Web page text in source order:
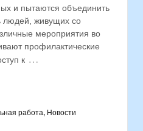
и пытаются объединить
людей, живущих со
мероприятия во
профилактические
к …
работа, Новости